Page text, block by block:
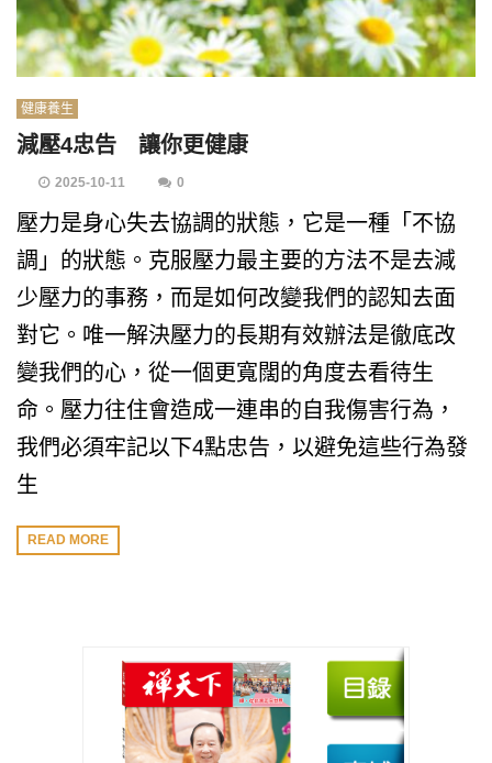
健康養生
減壓4忠告 讓你更健康
2025-10-11 0
壓力是身心失去協調的狀態，它是一種「不協
調」的狀態。克服壓力最主要的方法不是去減
少壓力的事務，而是如何改變我們的認知去面
對它。唯一解決壓力的長期有效辦法是徹底改
變我們的心，從一個更寬闊的角度去看待生
命。壓力往住會造成一連串的自我傷害行為，
我們必須牢記以下4點忠告，以避免這些行為發
生
READ MORE